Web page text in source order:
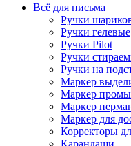
Всё для письма
Ручки
Ручки гелевые
Ручки Pilot
Ручки
Ручки на
Маркер
Маркер
Маркер
Маркер для
Корректоры
Карандаши